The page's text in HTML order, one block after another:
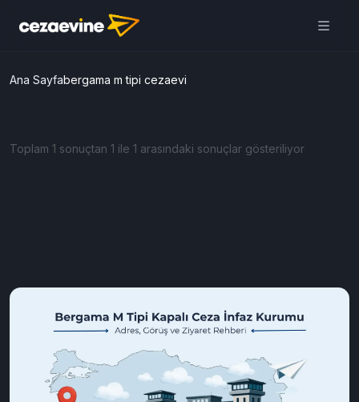
Ana Sayfabergama m tipi cezaevi
Toplam 1 sonuçtan 1 ile 1 arasındaki sonuçlar gösteriliyor